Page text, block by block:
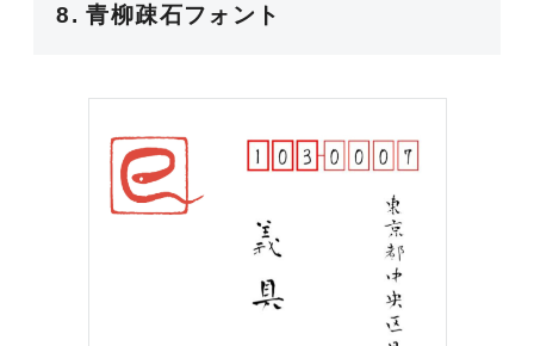
8. 青柳疎石フォント